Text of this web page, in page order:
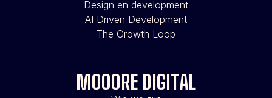
Design en development
AI Driven Development
The Growth Loop
MOOORE DIGITAL